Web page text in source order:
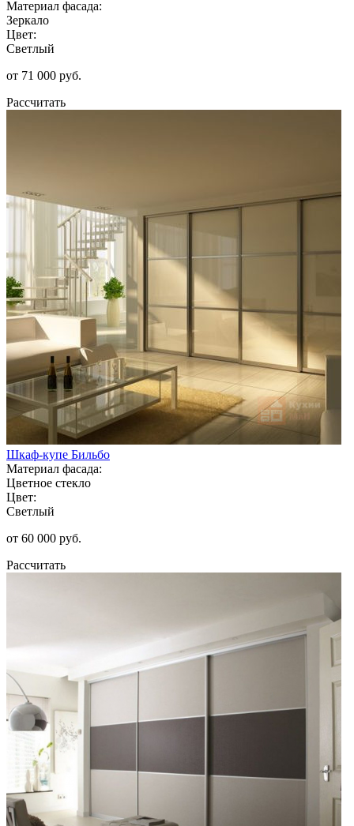
Материал фасада:
Зеркало
Цвет:
Светлый
от 71 000 руб.
Рассчитать
Шкаф-купе Бильбо
Материал фасада:
Цветное стекло
Цвет:
Светлый
от 60 000 руб.
Рассчитать